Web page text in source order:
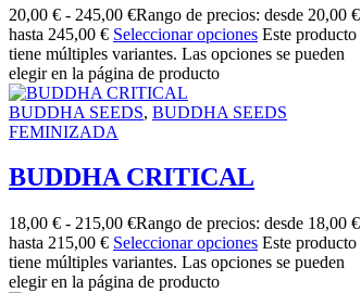
20,00 € - 245,00 €Rango de precios: desde 20,00 €
hasta 245,00 € Seleccionar opciones Este producto
tiene múltiples variantes. Las opciones se pueden
elegir en la página de producto
BUDDHA SEEDS, BUDDHA SEEDS
FEMINIZADA
BUDDHA CRITICAL
18,00 € - 215,00 €Rango de precios: desde 18,00 €
hasta 215,00 € Seleccionar opciones Este producto
tiene múltiples variantes. Las opciones se pueden
elegir en la página de producto